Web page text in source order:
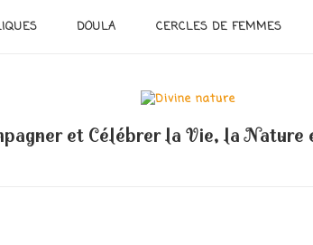
DOULA CERCLES DE FEMMES
et Célébrer la Vie, la Nature